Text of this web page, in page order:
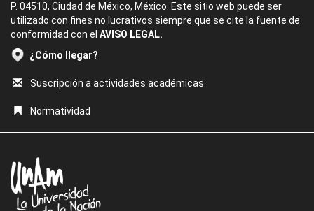
P. 04510, Ciudad de México, México. Este sitio web puede ser
utilizado con fines no lucrativos siempre que se cite la fuente de
conformidad con el AVISO LEGAL.
¿Cómo llegar?
Suscripción a actividades académicas
Normatividad